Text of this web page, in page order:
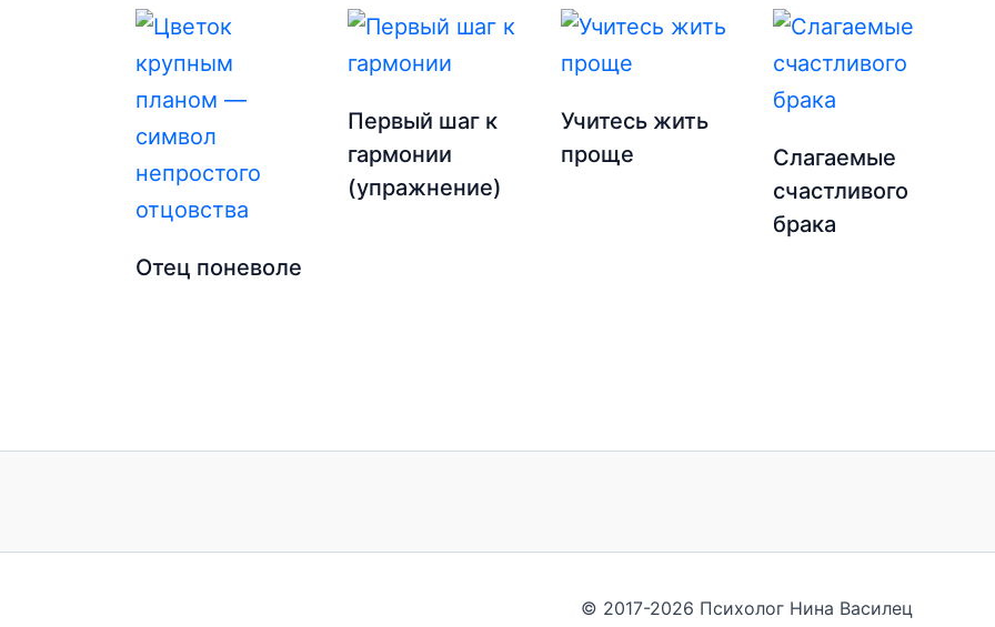
Отец поневоле
Первый шаг к
гармонии
(упражнение)
Учитесь жить
проще
Слагаемые
счастливого
брака
© 2017-2026 Психолог Нина Василец